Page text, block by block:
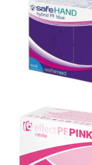
Rękawice medyczne